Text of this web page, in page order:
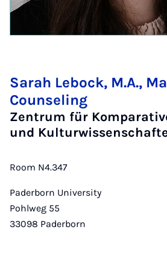
Sarah Lebock, M.A.,
Counseling
Zentrum für
und
Room N4.347
Paderborn University
Pohlweg 55
33098 Paderborn